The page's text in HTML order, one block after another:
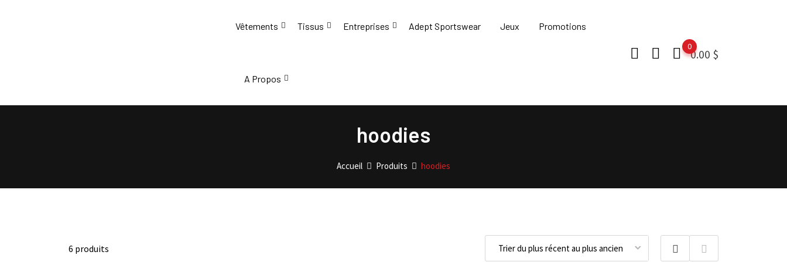
Vêtements Tissus Entreprises Adept Sportswear Jeux Promotions
A Propos
0.00 $
0
hoodies
Accueil Produits hoodies
6 produits